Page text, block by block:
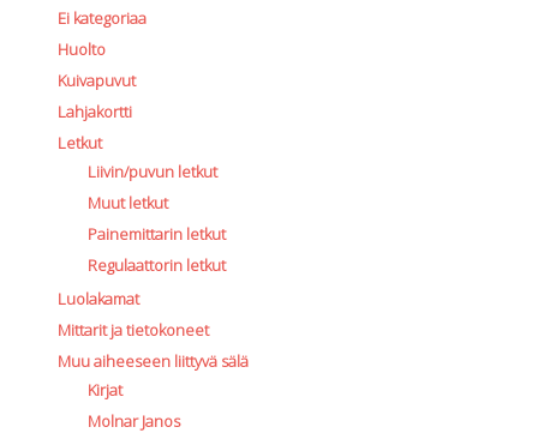
Ei kategoriaa
Huolto
Kuivapuvut
Lahjakortti
Letkut
Liivin/puvun letkut
Muut letkut
Painemittarin letkut
Regulaattorin letkut
Luolakamat
Mittarit ja tietokoneet
Muu aiheeseen liittyvä sälä
Kirjat
Molnar Janos